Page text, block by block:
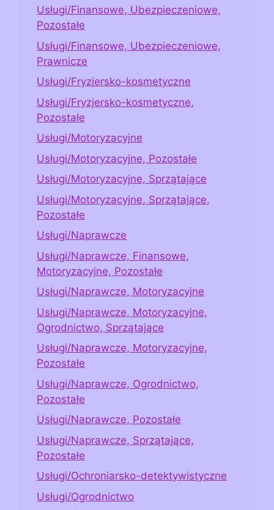
Usługi/Finansowe, Ubezpieczeniowe,
Pozostałe
Usługi/Finansowe, Ubezpieczeniowe,
Prawnicze
Usługi/Fryzjersko-kosmetyczne
Usługi/Fryzjersko-kosmetyczne,
Pozostałe
Usługi/Motoryzacyjne
Usługi/Motoryzacyjne, Pozostałe
Usługi/Motoryzacyjne, Sprzątające
Usługi/Motoryzacyjne, Sprzątające,
Pozostałe
Usługi/Naprawcze
Usługi/Naprawcze, Finansowe,
Motoryzacyjne, Pozostałe
Usługi/Naprawcze, Motoryzacyjne
Usługi/Naprawcze, Motoryzacyjne,
Ogrodnictwo, Sprzątające
Usługi/Naprawcze, Motoryzacyjne,
Pozostałe
Usługi/Naprawcze, Ogrodnictwo,
Pozostałe
Usługi/Naprawcze, Pozostałe
Usługi/Naprawcze, Sprzątające,
Pozostałe
Usługi/Ochroniarsko-detektywistyczne
Usługi/Ogrodnictwo